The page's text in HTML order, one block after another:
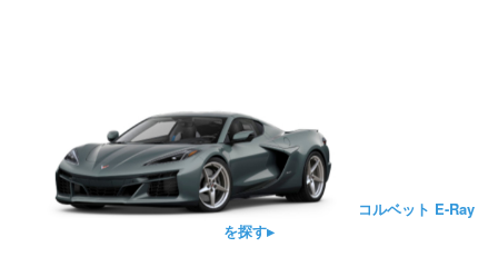
コルベット E-Ray
を探す▸